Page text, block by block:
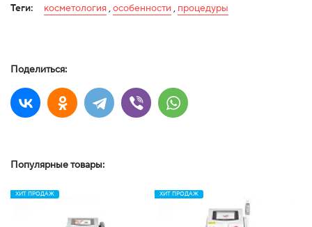
Теги: косметология,особенности , процедуры
Поделиться:
Популярные товары:
ХИТ ПРОДАЖ ХИТ ПРОДАЖ